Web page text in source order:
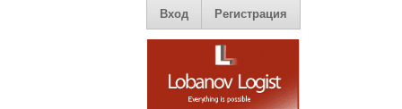
Вход Регистрация